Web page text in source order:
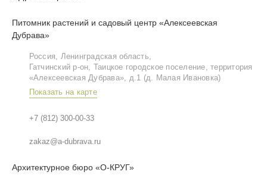
Питомник растений и садовый центр «Алексеевская
Дубрава»
Россия, Ленинградская область,
Гатчинский р‑он, Таицкое городское поселение, территория
«Алексеевская Дубрава», д.1 (д. Малая Ивановка)
Показать на карте
+7 (812) 300-00-33
zakaz@a-dubrava.ru
Архитектурное бюро «О-КРУГ»